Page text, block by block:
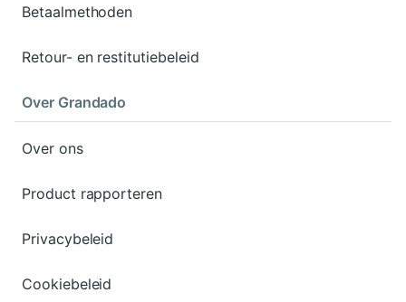
Betaalmethoden
Retour- en restitutiebeleid
Over Grandado
Over ons
Product rapporteren
Privacybeleid
Cookiebeleid